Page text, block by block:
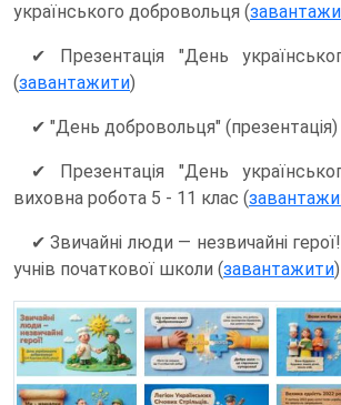
українського добровольця (
✔ Презентація "День
(завантажити)
✔ "День добровольця" (презентація)
✔ Презентація "День
виховна робота 5 - 11 клас (
✔ Звичайні люди — незвичайні
учнів початкової школи (завантажити)